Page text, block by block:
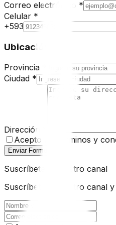
Correo electrónico *
Celular *
+593
Ubicación
Provincia
Ciudad *
Dirección
Acepto los términos y
Enviar Formulario
Suscríbete a nuestro canal
Suscríbete a nuestro canal